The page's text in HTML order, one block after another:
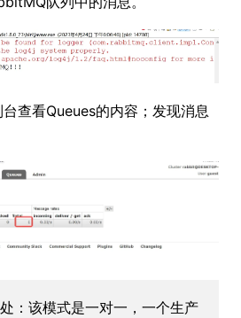
查看Queues的内容；发现消息
：该模式是一对一，一个生产